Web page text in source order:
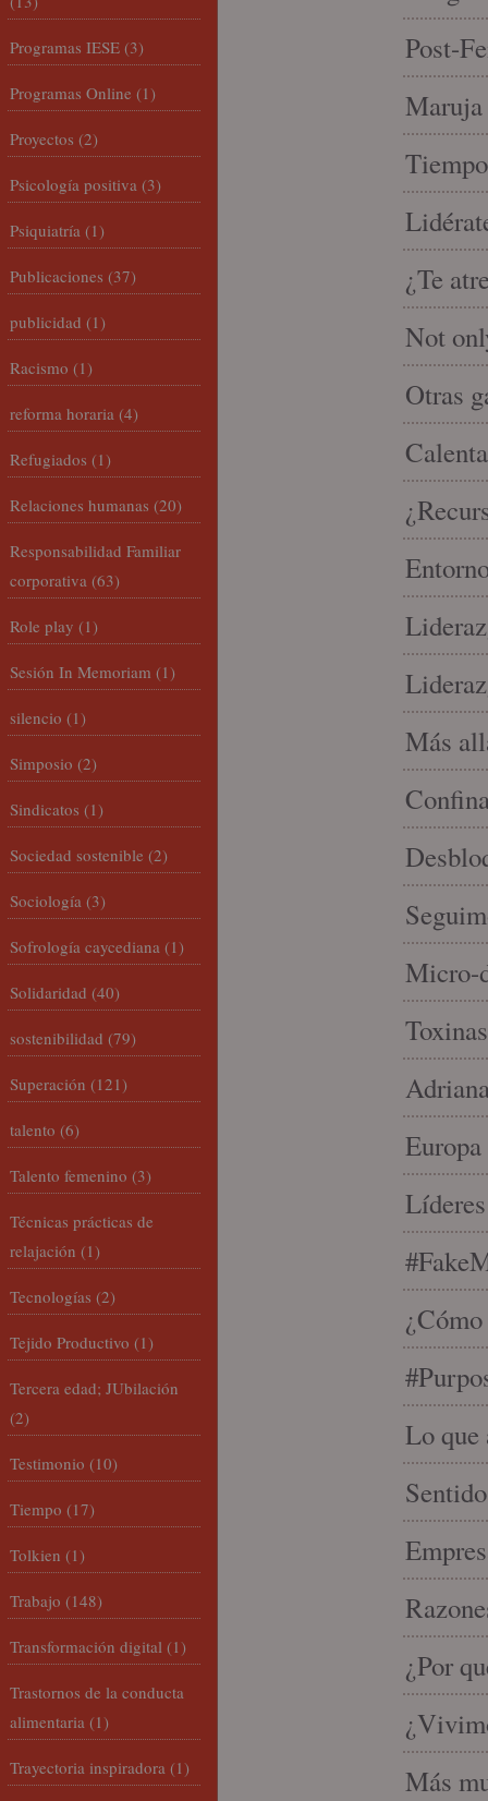
Post-
Maruja
¿Te
Not
Otras
Más
Micro-
Lo que
¿Por
Más
Programas IESE (3)
Programas Online (1)
Proyectos (2)
Psicología positiva (3)
Psiquiatría (1)
Publicaciones (37)
publicidad (1)
Racismo (1)
reforma horaria (4)
Refugiados (1)
Relaciones humanas (20)
Responsabilidad Familiar
corporativa (63)
Role play (1)
Sesión In Memoriam (1)
silencio (1)
Simposio (2)
Sindicatos (1)
Sociedad sostenible (2)
Sociología (3)
Sofrología caycediana (1)
Solidaridad (40)
sostenibilidad (79)
Superación (121)
talento (6)
Talento femenino (3)
Técnicas prácticas de
relajación (1)
Tecnologías (2)
Tejido Productivo (1)
Tercera edad; JUbilación
(2)
Testimonio (10)
Tiempo (17)
Tolkien (1)
Trabajo (148)
Transformación digital (1)
Trastornos de la conducta
alimentaria (1)
Trayectoria inspiradora (1)